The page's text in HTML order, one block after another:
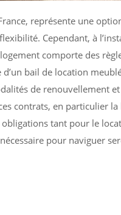
représente une
Cependant, à
comporte des
bail de location
de renouvellement
contrats, en particulier
tant pour le
pour naviguer